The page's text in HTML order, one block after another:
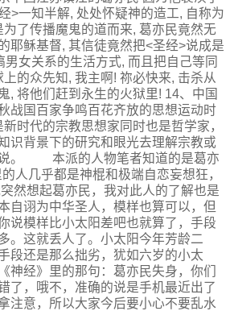
>一知半解, 处处怀疑神的造工, 自称为
了传播魔鬼的道而来, 葛亦民竟然无
耶稣基督, 其信徒竟然把<圣经>说成是
女关系的生活方式, 而且把自己等同
上的众先知, 我主啊! 祢必快来, 击杀从
, 将他们赶到永生的火狱里! 14、中国
战国百家争鸣百花齐放的思想运动时
代的宗教思想家同时也是哲学家，
识背景下的研究和眼光去理解宗教或
说。 本派的人物笔者知道的是葛亦
人几乎都是神棍和极端自恋妄想狂，
然想起葛亦民，我对此人的了解也是
自诩为中华圣人，模样也算可以，但
说模样比小太阳差吧也就算了，手段
。这就丢人了。小太阳今年芳龄二
段还是那么拙劣，犹如六岁的小太
神经》里的那句：葛亦民失身，你们
了，哦不，准确的说是手机最近出了
注意，所以大家今后要小心不要乱水